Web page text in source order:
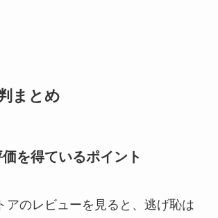
まとめ
を得ているポイント
アのレビューを見ると、逃げ恥は